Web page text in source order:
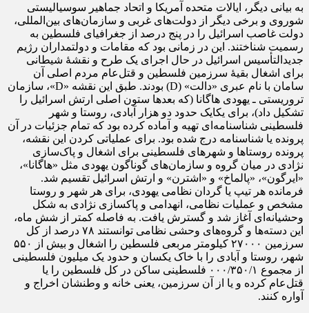
به بیانی دیگر، ایالات متحده آمریکا و اتحاد جماهیر سوسیالیستی
شوروی و برخی دیگر از دولت‌های غربی و سازمان‌های بین‌المللی،
دولت غاصب اسرائیل را در پنج درصد از جغرافیای فلسطین به
رسمیت شناختند. این در زمانی بود که مقامات و دولتمداران رژیم
جدیدالتأسیس اسرائیل در حال اجرای یک طرح و نقشۀ شیطانی
برای اشغال بقیۀ سرزمین فلسطین و قتل‌عام مردم اصلی آن
سامان با نام عبری «دالت» (D) بودند. طبق این نقشه «D»، سازمان
تروریستی ـ یهودی هاگانا (که بعد‌ها ستون اصلی ارتش اسرائیل را
تشکیل داد)، برای یکایک حدود دو هزار آبادی، روستا و شهر
فلسطینی شناسنامه‌ای تهیه و آماده کرده بود که تمام جزئیات در آن
پرونده یا شناسنامه درج شده بود. برای عملیاتی کردن این نقشه،
پرونده روستا‌ها و شهر‌های فلسطینی برای اشغال و پاک‌سازی
نژادی در میان گروه و سازمان‌های گوناگون یهودی مثل «هاگانا»،
«ایرگون»، «پالماخ» و «اشترن» و ارتش اسرائیل تقسیم شد.
فرمانده هر تیپ یا گردان نظامی یهودی، برای هر شهر و روستا
مشخص و عملیات نظامی، انهدامی و پاکسازی نژادی به شکل
وحشیانه‌ای آغاز شد و گسترش یافت. به فاصله کمتر از شش ماه،
این دسته‌ها و گروه‌های وحشی نظامی توانستند ۷۸ درصد از کل
سرزمین ۲۷۰۰۰ کیلومتر مربعی فلسطین را اشغال و بیش از ۵۵۰
شهر، روستا و آبادی را با خاک یکسان و حدود یک میلیون فلسطینی
از مجموع ۰۰۰/۳۵۰/۱ فلسطینی ساکن در کل فلسطین را یا
قتل‌عام کرده و یا از آن سرزمین، یعنی خانه و وطنشان اخراج و
آواره کنند.